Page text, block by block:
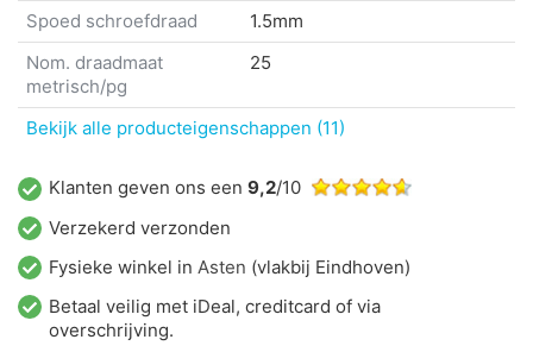
Spoed schroefdraad
1.5mm
Nom. draadmaat
metrisch/pg
25
Bekijk alle producteigenschappen (11)
Klanten geven ons een 9,2/10
Verzekerd verzonden
Fysieke winkel in Asten (vlakbij Eindhoven)
Betaal veilig met iDeal, creditcard of via
overschrijving.